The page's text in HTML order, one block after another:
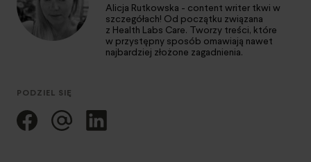
Alicja Rutkowska - content writer tkwi w
szczegółach! Od początku związana
z Health Labs Care. Tworzy treści, które
w przystępny sposób omawiają nawet
najbardziej złożone zagadnienia.
PODZIEL SIĘ